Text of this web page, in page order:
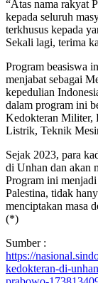
“Atas nama rakyat
kepada seluruh
terkhusus kepada
Sekali lagi, terima
Program beasiswa
menjabat sebagai
kepedulian
dalam program ini
Kedokteran Militer,
Listrik, Teknik
Sejak 2023, para
di Unhan dan akan
Program ini
Palestina, tidak
menciptakan masa
(*)
Sumber :
https://
kedokteran-di-